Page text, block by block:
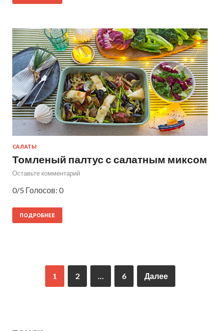
САЛАТЫ
Томленый палтус с салатным миксом
Оставьте комментарий
0/5 Голосов: 0
ПОДРОБНЕЕ
1 2 … 6 Далее